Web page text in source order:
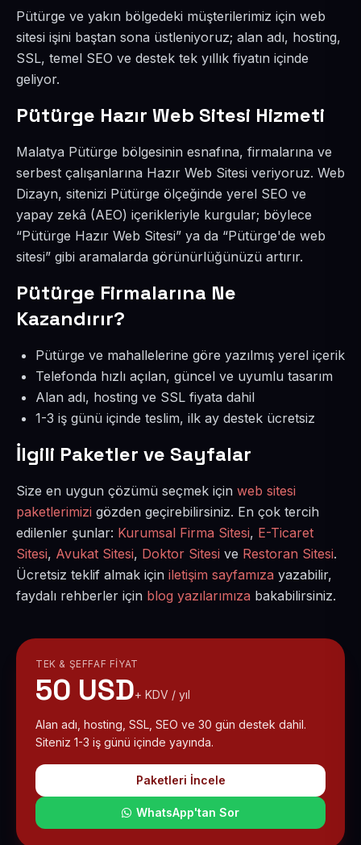
Pütürge ve yakın bölgedeki müşterilerimiz için web
sitesi işini baştan sona üstleniyoruz; alan adı, hosting,
SSL, temel SEO ve destek tek yıllık fiyatın içinde
geliyor.
Pütürge Hazır Web Sitesi Hizmeti
Malatya Pütürge bölgesinin esnafına, firmalarına ve
serbest çalışanlarına Hazır Web Sitesi veriyoruz. Web
Dizayn, sitenizi Pütürge ölçeğinde yerel SEO ve
yapay zekâ (AEO) içerikleriyle kurgular; böylece
“Pütürge Hazır Web Sitesi” ya da “Pütürge'de web
sitesi” gibi aramalarda görünürlüğünüzü artırır.
Pütürge Firmalarına Ne
Kazandırır?
Pütürge ve mahallelerine göre yazılmış yerel içerik
Telefonda hızlı açılan, güncel ve uyumlu tasarım
Alan adı, hosting ve SSL fiyata dahil
1-3 iş günü içinde teslim, ilk ay destek ücretsiz
İlgili Paketler ve Sayfalar
Size en uygun çözümü seçmek için web sitesi
paketlerimizi gözden geçirebilirsiniz. En çok tercih
edilenler şunlar: Kurumsal Firma Sitesi, E-Ticaret
Sitesi, Avukat Sitesi, Doktor Sitesi ve Restoran Sitesi.
Ücretsiz teklif almak için iletişim sayfamıza yazabilir,
faydalı rehberler için blog yazılarımıza bakabilirsiniz.
TEK & ŞEFFAF FIYAT
50 USD+ KDV / yıl
Alan adı, hosting, SSL, SEO ve 30 gün destek dahil.
Siteniz 1-3 iş günü içinde yayında.
Paketleri İncele
WhatsApp'tan Sor